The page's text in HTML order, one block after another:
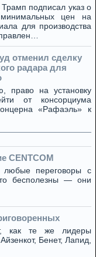
подписал указ о
цен на
для производства
отменил сделку
радара для
право на установку
от консорциума
«Рафаэль» к
CENTCOM
любые переговоры с
бесполезны — они
как те же лидеры
Бенет, Лапид,